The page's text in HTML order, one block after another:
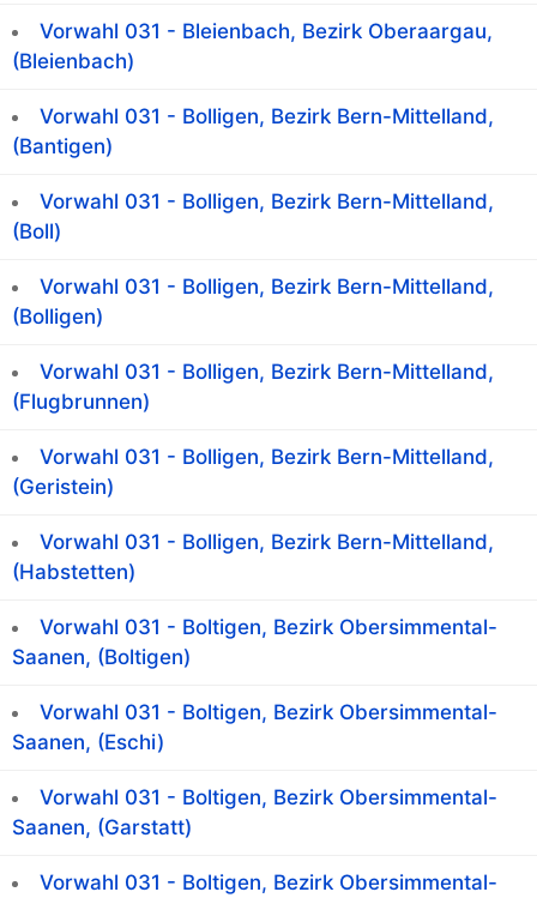
Vorwahl 031 - Bleienbach, Bezirk Oberaargau,
(Bleienbach)
Vorwahl 031 - Bolligen, Bezirk Bern-Mittelland,
(Bantigen)
Vorwahl 031 - Bolligen, Bezirk Bern-Mittelland,
(Boll)
Vorwahl 031 - Bolligen, Bezirk Bern-Mittelland,
(Bolligen)
Vorwahl 031 - Bolligen, Bezirk Bern-Mittelland,
(Flugbrunnen)
Vorwahl 031 - Bolligen, Bezirk Bern-Mittelland,
(Geristein)
Vorwahl 031 - Bolligen, Bezirk Bern-Mittelland,
(Habstetten)
Vorwahl 031 - Boltigen, Bezirk Obersimmental-
Saanen, (Boltigen)
Vorwahl 031 - Boltigen, Bezirk Obersimmental-
Saanen, (Eschi)
Vorwahl 031 - Boltigen, Bezirk Obersimmental-
Saanen, (Garstatt)
Vorwahl 031 - Boltigen, Bezirk Obersimmental-